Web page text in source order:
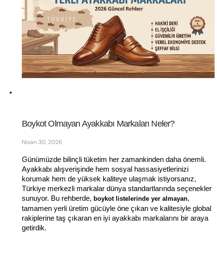
Boykot Olmayan Ayakkabı Markaları Neler?
Nisan 30, 2026
Günümüzde bilinçli tüketim her zamankinden daha önemli.
Ayakkabı alışverişinde hem sosyal hassasiyetlerinizi
korumak hem de yüksek kaliteye ulaşmak istiyorsanız,
Türkiye merkezli markalar dünya standartlarında seçenekler
sunuyor. Bu rehberde, boykot listelerinde yer almayan,
tamamen yerli üretim gücüyle öne çıkan ve kalitesiyle global
rakiplerine taş çıkaran en iyi ayakkabı markalarını bir araya
getirdik.